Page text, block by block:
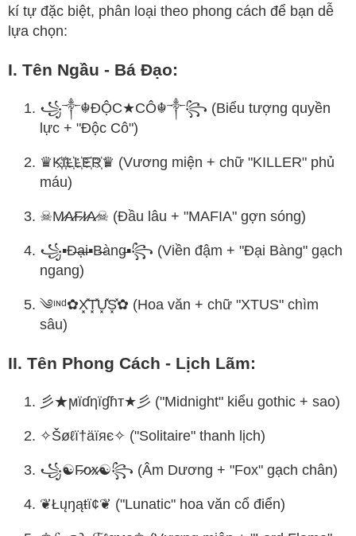
kí tự đặc biệt, phân loại theo phong cách để bạn dễ
lựa chọn:
I. Tên Ngầu - Bá Đạo:
꧁༒☬ĐỘC★CÔ☬༒꧂ (Biểu tượng quyền
lực + "Độc Cô")
♛K҉I҉L҉L҉E҉R҉♛ (Vương miện + chữ "KILLER" phủ
máu)
☠︎M̷A̷F̷I̷A̷☠︎ (Đầu lâu + "MAFIA" gợn sóng)
꧁▪️Đ̶ạ̶i̶▪️B̶àng̶▪️꧂ (Viền đậm + "Đại Bàng" gạch
ngang)
༄ᶦᶰᵈ✿X͓̽T͓̽U͓̽S͓̽✿ (Hoa văn + chữ "XTUS" chìm
sâu)
II. Tên Phong Cách - Lịch Lãm:
彡★ϻïɗηïɠɦᴛ★彡 ("Midnight" kiểu gothic + sao)
✧Šøℓï†äïяє✧ ("Solitaire" thanh lịch)
꧁☯︎F̷o̷x̷☯︎꧂ (Âm Dương + "Fox" gạch chân)
❦Łųŋąŧï¢❦ ("Lunatic" hoa văn cổ điển)